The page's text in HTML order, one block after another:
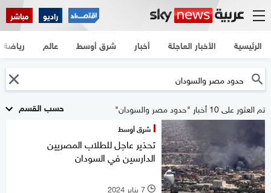
راديو مباشر
الرئيسية الأخبار العاجلة أخبار شرق أوسط عالم رياضة
حسب القسم تم العثور على 10 أخبار "حدود مصر والسودان"
شرق أوسط
تحذير عاجل للطلاب المصريين
الدارسين في السودان
l 7 يناير 2024